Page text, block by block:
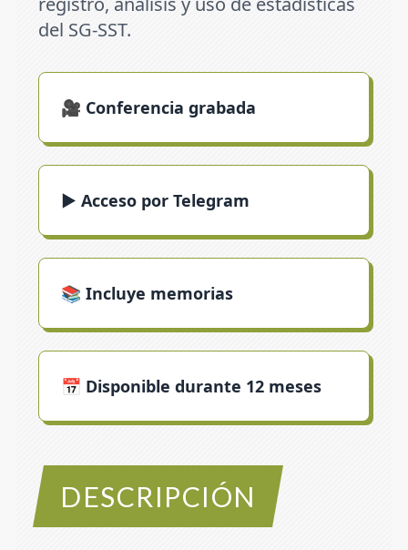
del SG-SST.
🎥 Conferencia grabada
▶️ Acceso por Telegram
📚 Incluye memorias
📅 Disponible durante 12 meses
DESCRIPCIÓN